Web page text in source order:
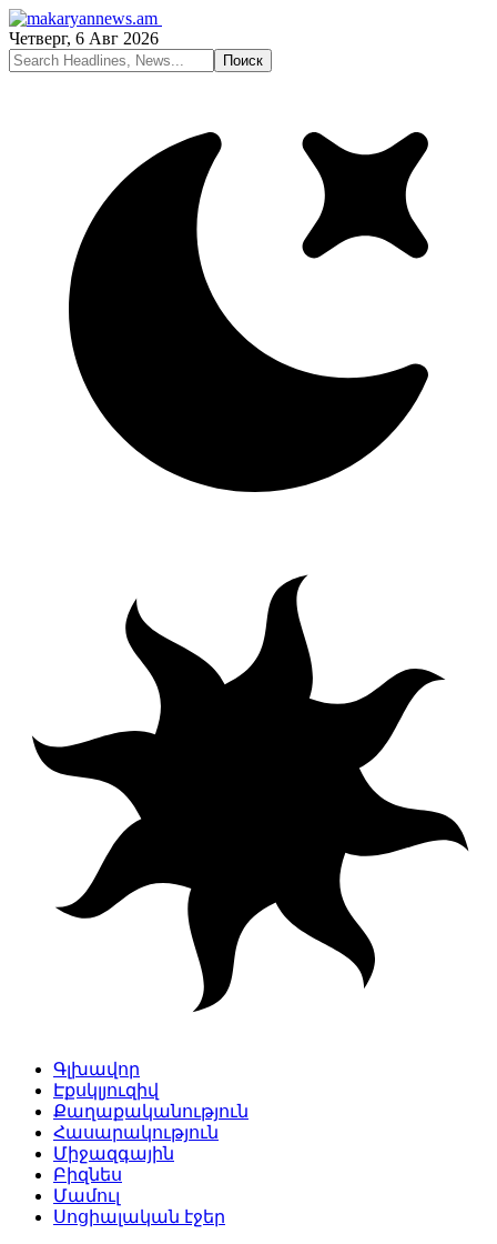
Четверг, 6 Авг 2026
Գլխավոր
Էքսկլյուզիվ
Քաղաքականություն
Հասարակություն
Միջազգային
Բիզնես
Մամուլ
Սոցիալական էջեր